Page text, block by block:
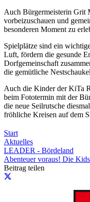
Auch Bürgermeisterin Grit
vorbeizuschauen und
besonderen Moment zu
Spielplätze sind ein
Luft, fördern die gesunde
Dorfgemeinschaft
die gemütliche
Auch die Kinder der KiTa
beim Fototermin mit der
die neue Seilrutsche
fröhliche Kreisen auf dem
Start
Aktuelles
LEADER - Bördeland
Abenteuer voraus! Die
Beitrag teilen